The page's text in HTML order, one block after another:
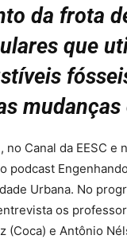
da frota
que
Canal da EESC e
podcast
Urbana. No
os
(Coca) e Antônio